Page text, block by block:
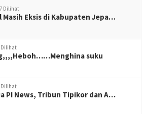
Dilihat
Masih Eksis di Kabupaten Jepa…
Dilihat
suku
Dilihat
PI News, Tribun Tipikor dan A…